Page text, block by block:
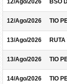
12/Ago/2026 BSO
12/Ago/2026 TIO
13/Ago/2026
13/Ago/2026 TIO
14/Ago/2026 TIO